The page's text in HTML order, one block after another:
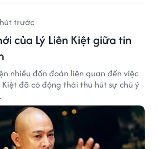
trước
của Lý Liên Kiệt giữa tin
nhiều đồn đoán liên quan đến việc
đã có động thái thu hút sự chú ý